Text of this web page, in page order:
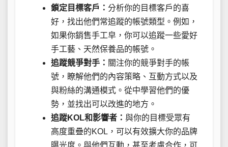
鎖定目標客戶： 分析你的目標客戶的喜
好，找出他們常追蹤的帳號類型。例如，
如果你銷售手工皁，你可以追蹤一些愛好
手工藝、天然保養品的帳號。
追蹤競爭對手： 關注你的競爭對手的帳
號，瞭解他們的內容策略、互動方式以及
與粉絲的溝通模式。從中學習他們的優
勢，並找出可以改進的地方。
追蹤KOL和影響者： 與你的目標受眾有
高度重疊的KOL，可以有效擴大你的品牌